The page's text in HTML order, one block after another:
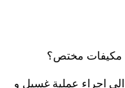
مكيفات مختص؟
اجراء عملية غسيل و